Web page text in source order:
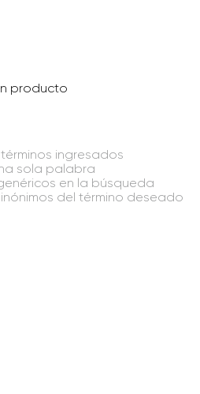
producto
ingresados
sola palabra
en la búsqueda
del término deseado